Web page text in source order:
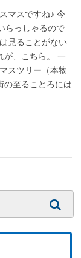
マスですね♪ 今
らっしゃるので
見ることがない
が、こちら。 一
スツリー（本物
至ることろには